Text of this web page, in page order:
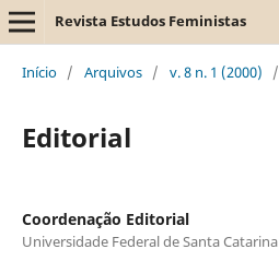
Revista Estudos Feministas
Início / Arquivos / v. 8 n. 1 (2000) /
Editorial
Coordenação Editorial
Universidade Federal de Santa Catarina